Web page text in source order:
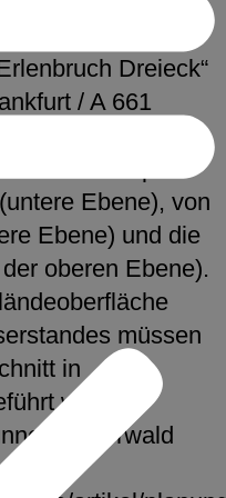
Dreieck“
/ A 661
die Rampen
Ebene), von
Ebene) und die
oberen Ebene).
müssen
in
werden.
Riederwald